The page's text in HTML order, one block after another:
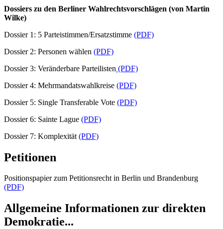
Dossiers zu den Berliner Wahlrechtsvorschlägen (von Martin
Wilke)
Dossier 1: 5 Parteistimmen/Ersatzstimme (PDF)
Dossier 2: Personen wählen (PDF)
Dossier 3: Veränderbare Parteilisten (PDF)
Dossier 4: Mehrmandatswahlkreise (PDF)
Dossier 5: Single Transferable Vote (PDF)
Dossier 6: Sainte Lague (PDF)
Dossier 7: Komplexität (PDF)
Petitionen
Positionspapier zum Petitionsrecht in Berlin und Brandenburg
(PDF)
Allgemeine Informationen zur direkten
Demokratie...